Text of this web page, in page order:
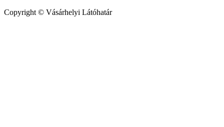
Copyright © Vásárhelyi Látóhatár